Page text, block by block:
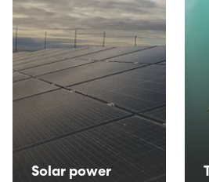
D2: Landsstýriskunngerðir
D1: Løgtingslógir
Avloysarar til Vágsverkið í
Summarstørv
Varaverkmeistari til
Maskinsmiður til Sundsverkið
Solar power